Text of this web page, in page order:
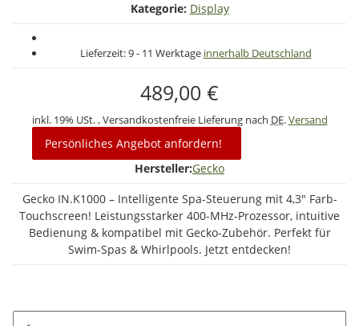
Kategorie: Display
Lieferzeit:9 - 11 Werktage innerhalb Deutschland
489,00 €
inkl. 19% USt. , Versandkostenfreie Lieferung nach DE.Versand
Persönliches Angebot anfordern!
Hersteller:Gecko
Gecko IN.K1000 – Intelligente Spa-Steuerung mit 4,3" Farb-
Touchscreen! Leistungsstarker 400-MHz-Prozessor, intuitive
Bedienung & kompatibel mit Gecko-Zubehör. Perfekt für
Swim-Spas & Whirlpools. Jetzt entdecken!